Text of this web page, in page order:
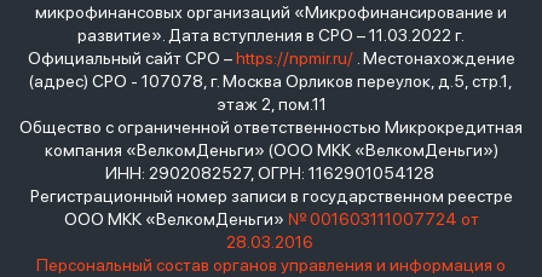
микрофинансовых организаций «Микрофинансирование и
развитие». Дата вступления в СРО – 11.03.2022 г.
Официальный сайт СРО –https://npmir.ru/. Местонахождение
(адрес) СРО - 107078, г. Москва Орликов переулок, д.5, стр.1,
этаж 2, пом.11
Общество с ограниченной ответственностью Микрокредитная
компания «ВелкомДеньги» (ООО МКК «ВелкомДеньги»)
ИНН: 2902082527, ОГРН: 1162901054128
Регистрационный номер записи в государственном реестре
ООО МКК «ВелкомДеньги» № 001603111007724 от
28.03.2016
Персональный состав органов управления и информация о